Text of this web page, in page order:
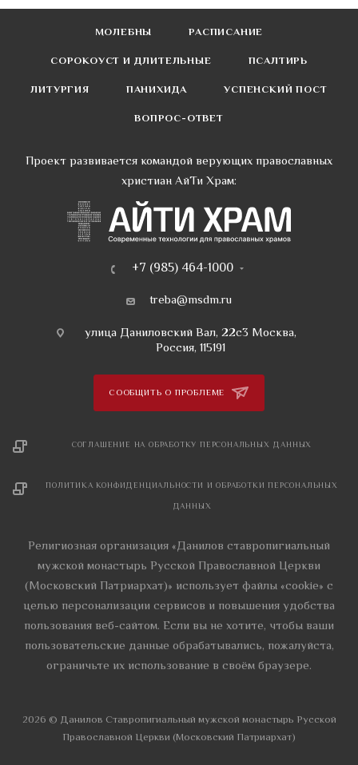
МОЛЕБНЫ
РАСПИСАНИЕ
СОРОКОУСТ И ДЛИТЕЛЬНЫЕ
ПСАЛТИРЬ
ЛИТУРГИЯ
ПАНИХИДА
УСПЕНСКИЙ ПОСТ
ВОПРОС-ОТВЕТ
Проект развивается командой верующих православных
христиан АйТи Храм:
+7 (985) 464-1000
treba@msdm.ru
улица Даниловский Вал, 22с3 Москва,
Россия, 115191
СООБЩИТЬ О ПРОБЛЕМЕ
СОГЛАШЕНИЕ НА ОБРАБОТКУ ПЕРСОНАЛЬНЫХ ДАННЫХ
ПОЛИТИКА КОНФИДЕНЦИАЛЬНОСТИ И ОБРАБОТКИ ПЕРСОНАЛЬНЫХ
ДАННЫХ
Религиозная организация «Данилов ставропигиальный
мужской монастырь Русской Православной Церкви
(Московский Патриархат)» использует файлы «cookie» с
целью персонализации сервисов и повышения удобства
пользования веб-сайтом. Если вы не хотите, чтобы ваши
пользовательские данные обрабатывались, пожалуйста,
ограничьте их использование в своём браузере.
2026 © Данилов Cтавропигиальный мужской монастырь Русской
Православной Церкви (Московский Патриархат)